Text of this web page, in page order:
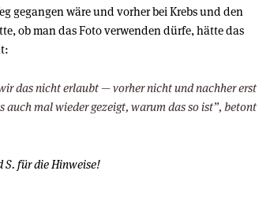
gegangen wäre und vorher bei Krebs und den
ob man das Foto verwenden dürfe, hätte das
das nicht erlaubt — vorher nicht und nachher erst
auch mal wieder gezeigt, warum das so ist”, betont
S. für die Hinweise!